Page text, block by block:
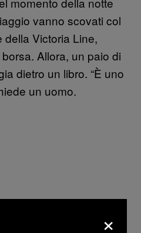
vanno scovati col
della Victoria Line,
Allora, un paio di
dietro un libro. “È uno
un uomo.
×